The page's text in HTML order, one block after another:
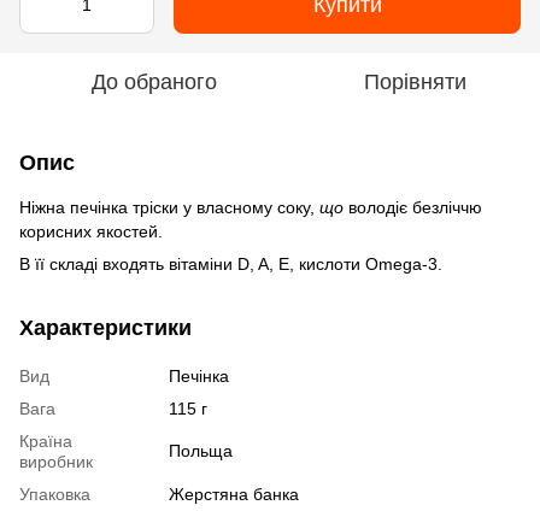
Купити
До обраного Порівняти
Опис
Ніжна печінка тріски у власному соку, що володіє безліччю
корисних якостей.
В її складі входять вітаміни D, A, E, кислоти Omega-3.
Характеристики
Вид
Печінка
Вага
115 г
Країна
виробник
Польща
Упаковка
Жерстяна банка